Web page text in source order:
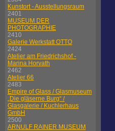
Kunstort - Ausstellungsraum
2401
MUSEUM DER
PHOTOGRAPHIE
2410
Galerie Werkstatt OTTO
2424
Atelier am Friedrichshof -
Marina Horvath
2462
Atelier 66
2483
Empire of Glass / Glasmuseum
„Die gläserne Burg“ /
Glasgalerie / Kuchlerhaus
GmbH
2500
ARNULF RAINER MUSEUM